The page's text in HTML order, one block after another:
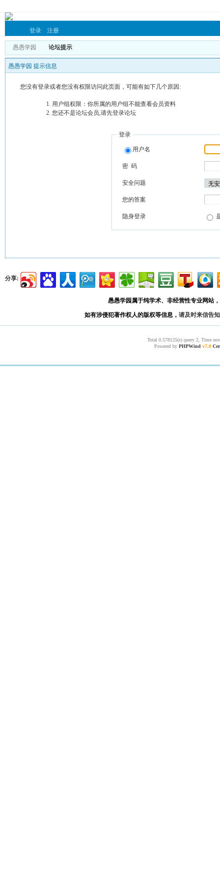
登录 注册
愚愚学园 论坛提示
愚愚学园 提示信息
您没有登录或者您没有权限访问此页面，可能有如下几个原因:
用户组权限：你所属的用户组不能查看会员资料
您还不是论坛会员,请先登录论坛
登录
用户名
密 码
安全问题
您的答案
隐身登录
分享:
愚愚学园属于纯学术、非经营性专业网站
如有涉侵犯著作权人的版权等信息， 请及时来信告知
Total 0.578125(s) query 2, Time
Powered by PHPWind v7.0